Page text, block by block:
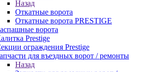
Назад
Откатные ворота
Откатные ворота PRESTIGE
ворота
Prestige
ограждения Prestige
для въездных ворот / ремонты
Назад